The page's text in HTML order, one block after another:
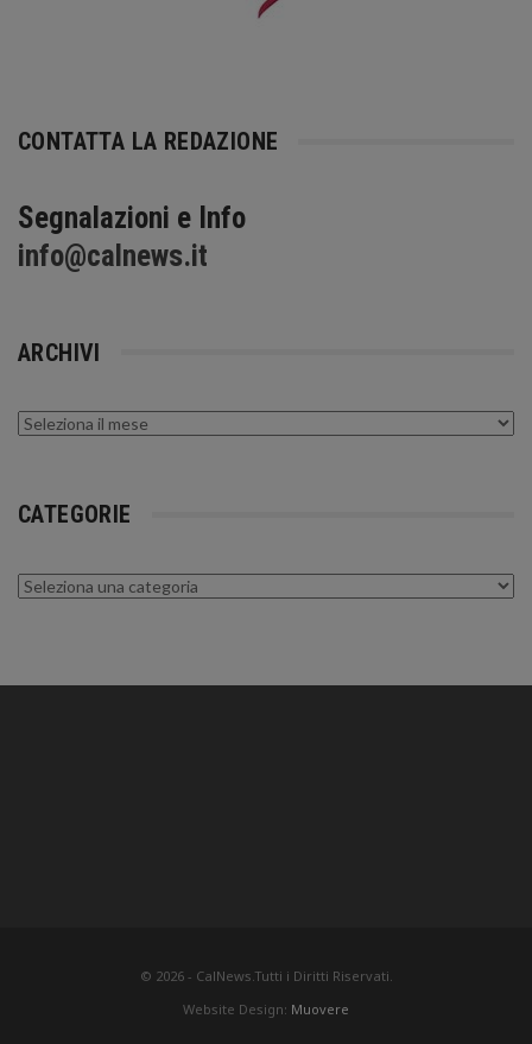
CONTATTA LA REDAZIONE
Segnalazioni e Info
info@calnews.it
ARCHIVI
Archivi
CATEGORIE
Categorie
© 2026 - CalNews.Tutti i Diritti Riservati.
Website Design: Muovere